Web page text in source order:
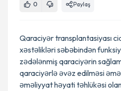
0 Paylaş
Qaraciyər transplantasiyası
xəstəlikləri səbəbindən
zədələnmiş qaraciyərin
qaraciyərlə əvəz edilməsi
əməliyyat həyati təhlükəsi